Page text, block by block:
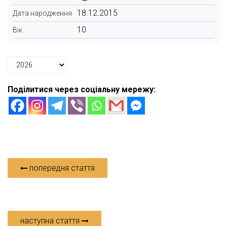
Дата народження 18.12.2015
Вік 10
Поділитися через соціальну мережу:
попередня стаття
наступна стаття